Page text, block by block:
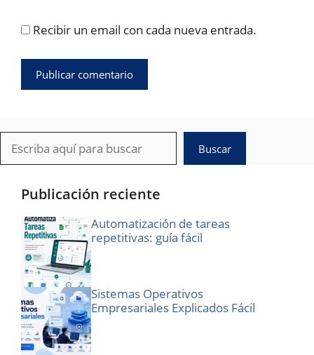
Recibir un email con cada nueva entrada.
Buscar
Buscar
Publicación reciente
Automatización de tareas
repetitivas: guía fácil
Sistemas Operativos
Empresariales Explicados Fácil